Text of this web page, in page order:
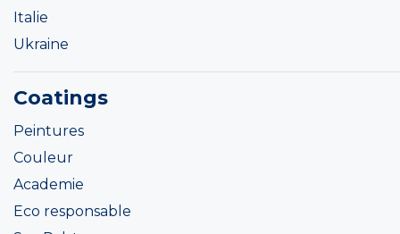
Italie
Ukraine
Coatings
Peintures
Couleur
Academie
Eco responsable